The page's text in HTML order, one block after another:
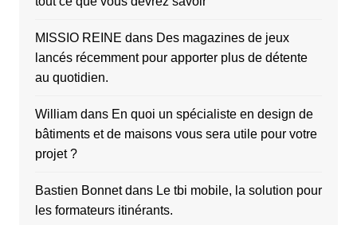
MISSIO REINE dans Des magazines de jeux
lancés récemment pour apporter plus de détente
au quotidien.
Williamdans En quoi un spécialiste en design de
bâtiments et de maisons vous sera utile pour votre
projet ?
Bastien Bonnetdans Le tbi mobile, la solution pour
les formateurs itinérants.